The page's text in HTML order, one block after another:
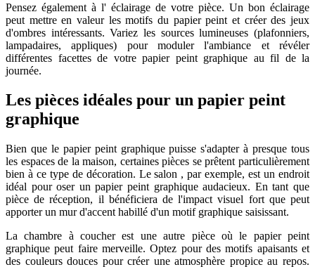
Pensez également à l' éclairage de votre pièce. Un bon éclairage
peut mettre en valeur les motifs du papier peint et créer des jeux
d'ombres intéressants. Variez les sources lumineuses (plafonniers,
lampadaires, appliques) pour moduler l'ambiance et révéler
différentes facettes de votre papier peint graphique au fil de la
journée.
Les pièces idéales pour un papier peint
graphique
Bien que le papier peint graphique puisse s'adapter à presque tous
les espaces de la maison, certaines pièces se prêtent particulièrement
bien à ce type de décoration. Le salon , par exemple, est un endroit
idéal pour oser un papier peint graphique audacieux. En tant que
pièce de réception, il bénéficiera de l'impact visuel fort que peut
apporter un mur d'accent habillé d'un motif graphique saisissant.
La chambre à coucher est une autre pièce où le papier peint
graphique peut faire merveille. Optez pour des motifs apaisants et
des couleurs douces pour créer une atmosphère propice au repos.